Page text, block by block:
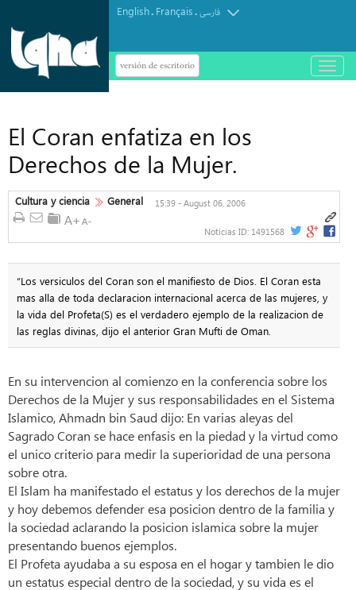
English. Français.فارسی
versión de escritorio
باز
و
El Coran enfatiza en los
Derechos de la Mujer.
Cultura y ciencia General 15:39 - August 06, 2006
Noticias ID: 1491568
“Los versiculos del Coran son el manifiesto de Dios. El Coran esta
mas alla de toda declaracion internacional acerca de las mujeres, y
la vida del Profeta(S) es el verdadero ejemplo de la realizacion de
las reglas divinas, dijo el anterior Gran Mufti de Oman.
En su intervencion al comienzo en la conferencia sobre los
Derechos de la Mujer y sus responsabilidades en el Sistema
Islamico, Ahmadn bin Saud dijo: En varias aleyas del
Sagrado Coran se hace enfasis en la piedad y la virtud como
el unico criterio para medir la superioridad de una persona
sobre otra.
El Islam ha manifestado el estatus y los derechos de la mujer
y hoy debemos defender esa posicion dentro de la familia y
la sociedad aclarando la posicion islamica sobre la mujer
presentando buenos ejemplos.
El Profeta ayudaba a su esposa en el hogar y tambien le dio
un estatus especial dentro de la sociedad, y su vida es el